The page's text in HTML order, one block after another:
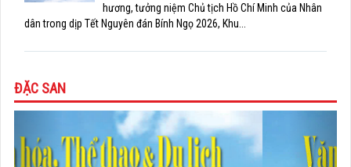
hương, tưởng niệm Chủ tịch Hồ Chí Minh của Nhân
dân trong dịp Tết Nguyên đán Bính Ngọ 2026, Khu...
ĐẶC SAN